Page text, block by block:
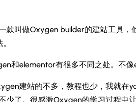
款叫做Oxygen builder的建站工具
和elementor有很多不同之处。不
建站的不多，教程也少，我就在
少了。很感激Oxygen的学习过程中